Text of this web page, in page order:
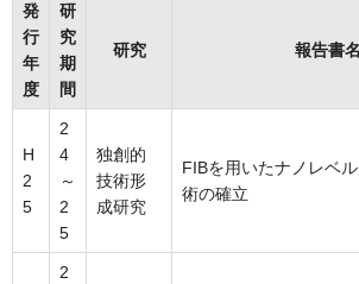
発
行
年
度
研
究
期
間
研究 報告書名
H
2
5
2
4
～
2
5
独創的
技術形
成研究
FIBを用いたナノレベ
術の確立
2